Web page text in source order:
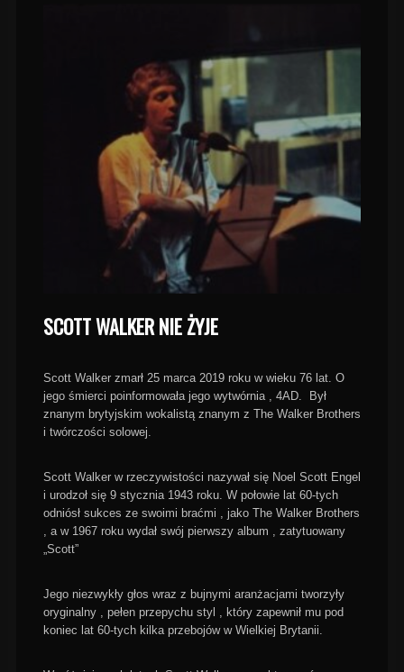
SCOTT WALKER NIE ŻYJE
Scott Walker zmarł 25 marca 2019 roku w wieku 76 lat. O
jego śmierci poinformowała jego wytwórnia , 4AD. Był
znanym brytyjskim wokalistą znanym z The Walker Brothers
i twórczości solowej.
Scott Walker w rzeczywistości nazywał się Noel Scott Engel
i urodzoł się 9 stycznia 1943 roku. W połowie lat 60-tych
odniósł sukces ze swoimi braćmi , jako The Walker Brothers
, a w 1967 roku wydał swój pierwszy album , zatytuowany
„Scott”
Jego niezwykły głos wraz z bujnymi aranżacjami tworzyły
oryginalny , pełen przepychu styl , który zapewnił mu pod
koniec lat 60-tych kilka przebojów w Wielkiej Brytanii.